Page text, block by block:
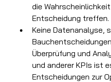
die
Entscheidung treffen.
Keine Datenanalyse,
Überprüfung und
und anderer KPIs ist
Entscheidungen zur